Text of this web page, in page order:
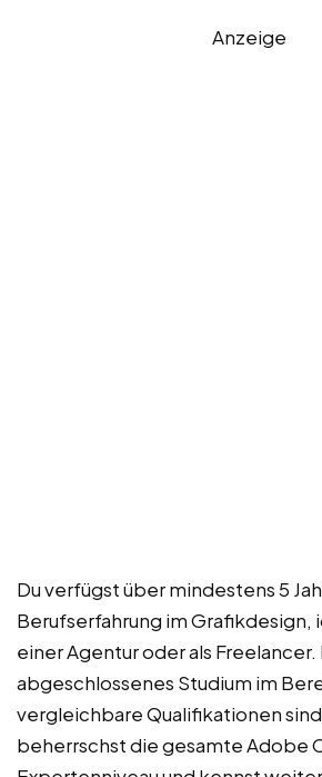
Anzeige
Du verfügst über mindestens 5
Berufserfahrung im Grafikdesign,
einer Agentur oder als Freelancer.
abgeschlossenes Studium im
vergleichbare Qualifikationen
beherrschst die gesamte Adobe